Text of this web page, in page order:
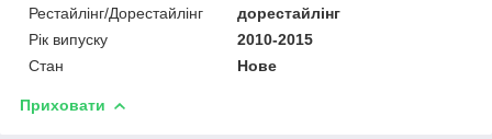
Рестайлінг/Дорестайлінг
дорестайлінг
Рік випуску
2010-2015
Стан
Нове
Приховати